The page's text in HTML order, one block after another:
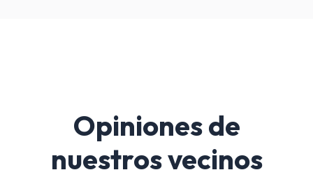
Opiniones de
nuestros vecinos